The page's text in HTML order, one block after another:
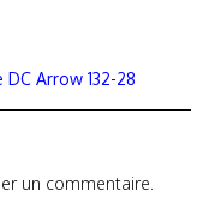
Arrow 132-28
un commentaire.